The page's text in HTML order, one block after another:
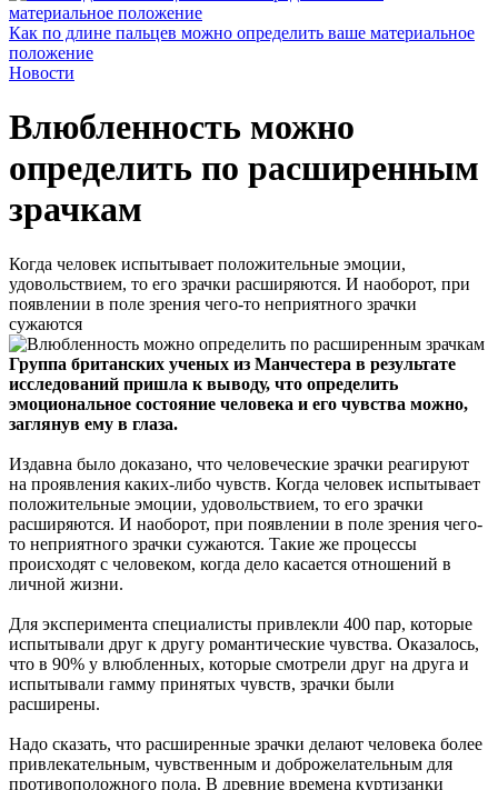
Как по длине пальцев можно определить ваше материальное
положение
Новости
Влюбленность можно
определить по расширенным
зрачкам
Когда человек испытывает положительные эмоции,
удовольствием, то его зрачки расширяются. И наоборот, при
появлении в поле зрения чего-то неприятного зрачки
сужаются
Группа британских ученых из Манчестера в результате
исследований пришла к выводу, что определить
эмоциональное состояние человека и его чувства можно,
заглянув ему в глаза.
Издавна было доказано, что человеческие зрачки реагируют
на проявления каких-либо чувств. Когда человек испытывает
положительные эмоции, удовольствием, то его зрачки
расширяются. И наоборот, при появлении в поле зрения чего-
то неприятного зрачки сужаются. Такие же процессы
происходят с человеком, когда дело касается отношений в
личной жизни.
Для эксперимента специалисты привлекли 400 пар, которые
испытывали друг к другу романтические чувства. Оказалось,
что в 90% у влюбленных, которые смотрели друг на друга и
испытывали гамму принятых чувств, зрачки были
расширены.
Надо сказать, что расширенные зрачки делают человека более
привлекательным, чувственным и доброжелательным для
противоположного пола. В древние времена куртизанки